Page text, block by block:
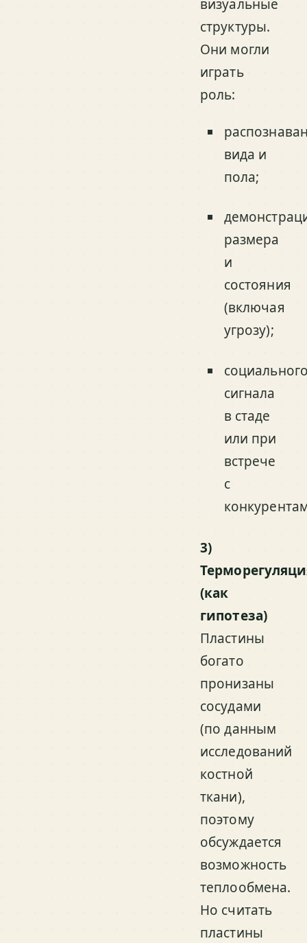
визуальные
структуры.
Они могли
играть
роль:
вида и
пола;
размера
и
состояния
(включая
угрозу);
сигнала
в стаде
или при
встрече
с
3)
(как
гипотеза)
Пластины
богато
пронизаны
сосудами
(по данным
исследований
костной
ткани),
поэтому
обсуждается
возможность
теплообмена.
Но считать
пластины